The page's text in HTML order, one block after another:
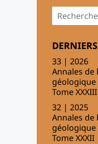
Menu
33 | 2026
Annales de
géologique
Tome XXXIII
32 | 2025
Annales de
géologique
Tome XXXII